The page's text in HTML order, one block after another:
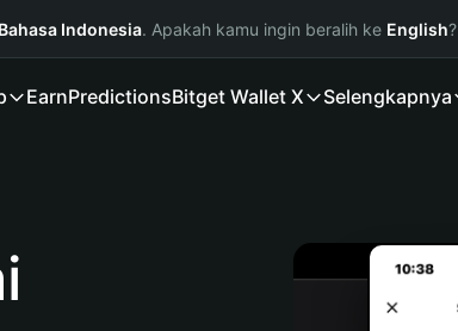
Bahasa Indonesia. Apakah kamu ingin beralih ke English?
EarnPredictionsBitget Wallet X Selengkapnya